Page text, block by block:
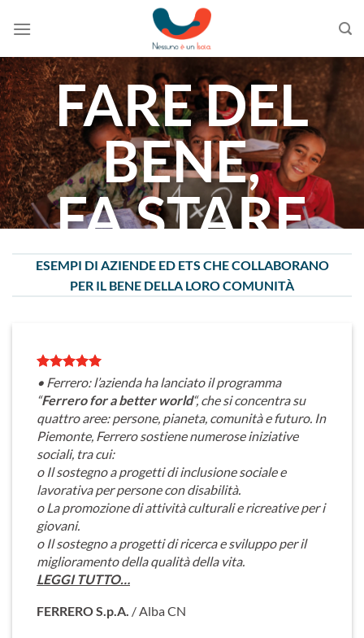
FARE DEL
BENE,
FA STARE
BENE!
ESEMPI DI AZIENDE ED ETS CHE COLLABORANO
PER IL BENE DELLA LORO COMUNITÀ
• Ferrero: l’azienda ha lanciato il programma
“Ferrero for a better world“, che si concentra su
quattro aree: persone, pianeta, comunità e futuro. In
Piemonte, Ferrero sostiene numerose iniziative
sociali, tra cui:
o Il sostegno a progetti di inclusione sociale e
lavorativa per persone con disabilità.
o La promozione di attività culturali e ricreative per i
giovani.
o Il sostegno a progetti di ricerca e sviluppo per il
miglioramento della qualità della vita.
LEGGI TUTTO…
FERRERO S.p.A. / Alba CN